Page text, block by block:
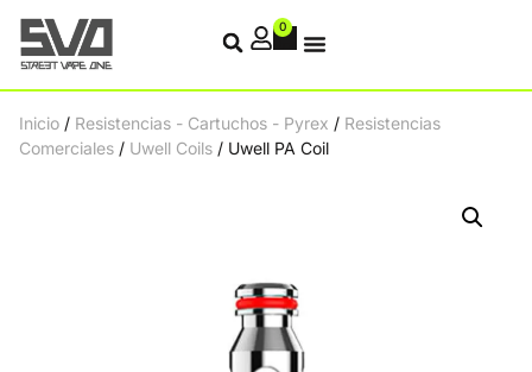
0
Inicio / Resistencias - Cartuchos - Pyrex / Resistencias
Comerciales / Uwell Coils / Uwell PA Coil